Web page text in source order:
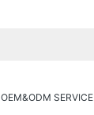
OEM&ODM SERVICE